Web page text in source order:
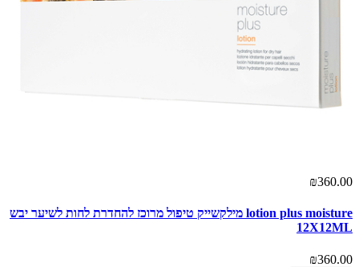
₪360.00
lotion plus moisture מילקשייק טיפול מרוכז להחדרת לחות לשיער יבש
12X12ML
₪360.00